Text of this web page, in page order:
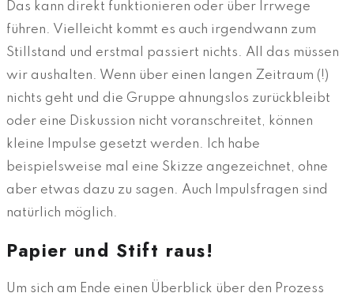
Das kann direkt funktionieren oder über Irrwege
führen. Vielleicht kommt es auch irgendwann zum
Stillstand und erstmal passiert nichts. All das müssen
wir aushalten. Wenn über einen langen Zeitraum (!)
nichts geht und die Gruppe ahnungslos zurückbleibt
oder eine Diskussion nicht voranschreitet, können
kleine Impulse gesetzt werden. Ich habe
beispielsweise mal eine Skizze angezeichnet, ohne
aber etwas dazu zu sagen. Auch Impulsfragen sind
natürlich möglich.
Papier und Stift raus!
Um sich am Ende einen Überblick über den Prozess